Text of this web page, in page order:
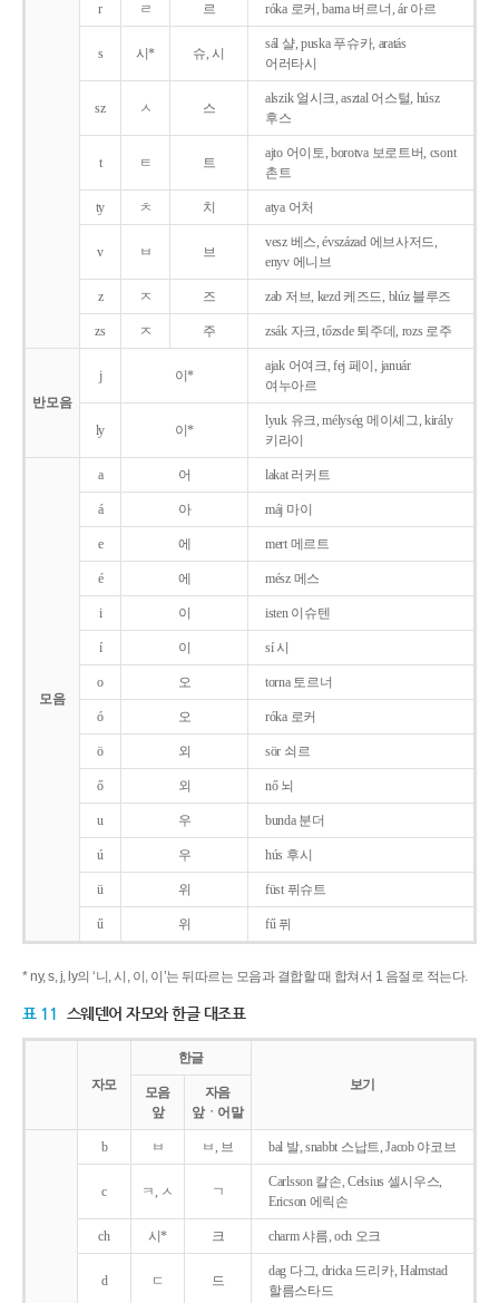
r ㄹ 르 róka 로커, barna 버르너, ár 아르
s 시* 슈, 시
sál 샬, puska 푸슈카, aratás
어러타시
sz ㅅ 스
alszik 얼시크, asztal 어스털, húsz
후스
t ㅌ 트
ajto 어이토, borotva 보로트버, csont
촌트
ty ㅊ 치 atya 어처
v ㅂ 브
vesz 베스, évszázad 에브사저드,
enyv 에니브
z ㅈ 즈 zab 저브, kezd 케즈드, blúz 블루즈
zs ㅈ 주 zsák 자크, tőzsde 퇴주데, rozs 로주
반모음
j 이*
ajak 어여크, fej 페이, január
여누아르
ly 이*
lyuk 유크, mélység 메이셰그, király
키라이
모음
a 어 lakat 러커트
á 아 máj 마이
e 에 mert 메르트
é 에 mész 메스
i 이 isten 이슈텐
í 이 sí 시
o 오 torna 토르너
ó 오 róka 로커
ö 외 sör 쇠르
ő 외 nő 뇌
u 우 bunda 분더
ú 우 hús 후시
ü 위 füst 퓌슈트
ű 위 fű 퓌
* ny, s, j, ly의 ‘니, 시, 이, 이’는 뒤따르는 모음과 결합할 때 합쳐서 1 음절로 적는다.
표 11 스웨덴어 자모와 한글 대조표
자모
한글
보기
모음
앞
자음
앞ㆍ어말
b ㅂ ㅂ, 브 bal 발, snabbt 스납트, Jacob 야코브
c ㅋ, ㅅ ㄱ
Carlsson 칼손, Celsius 셀시우스,
Ericson 에릭손
ch 시* 크 charm 샤름, och 오크
d ㄷ 드
dag 다그, dricka 드리카, Halmstad
할름스타드